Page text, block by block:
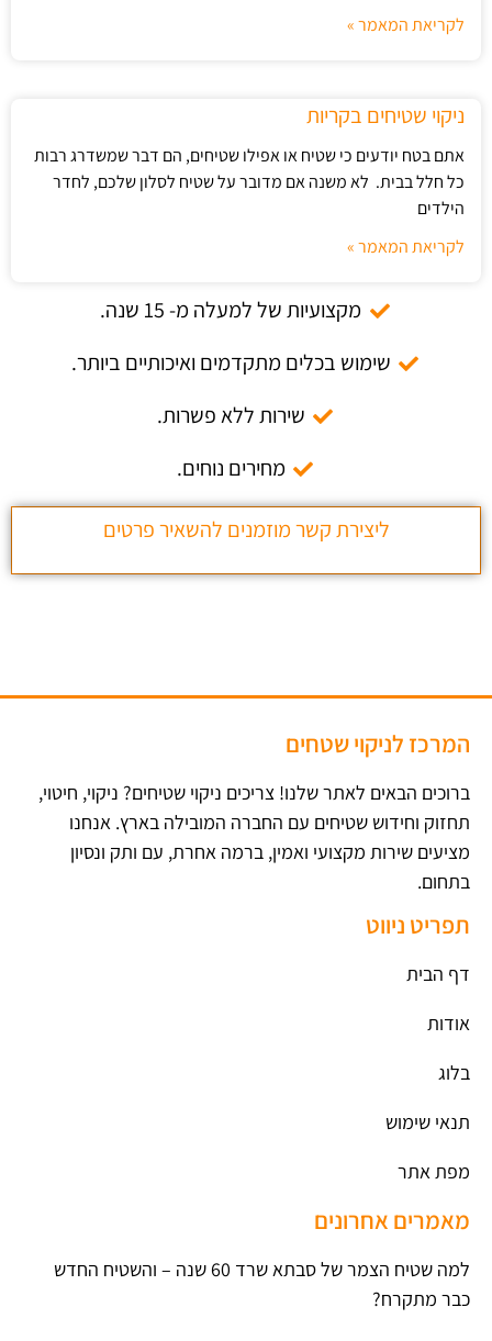
לקריאת המאמר »
ניקוי שטיחים בקריות
אתם בטח יודעים כי שטיח או אפילו שטיחים, הם דבר שמשדרג רבות
כל חלל בבית. לא משנה אם מדובר על שטיח לסלון שלכם, לחדר
הילדים
לקריאת המאמר »
מקצועיות של למעלה מ- 15 שנה.
שימוש בכלים מתקדמים ואיכותיים ביותר.
שירות ללא פשרות.
מחירים נוחים.
ליצירת קשר מוזמנים להשאיר פרטים
המרכז לניקוי שטחים
ברוכים הבאים לאתר שלנו! צריכים ניקוי שטיחים? ניקוי, חיטוי,
תחזוק וחידוש שטיחים עם החברה המובילה בארץ​. אנחנו
מציעים שירות מקצועי ואמין, ברמה אחרת, עם ותק ונסיון
בתחום.
תפריט ניווט
דף הבית
אודות
בלוג
תנאי שימוש
מפת אתר
מאמרים אחרונים
למה שטיח הצמר של סבתא שרד 60 שנה – והשטיח החדש
כבר מתקרח?